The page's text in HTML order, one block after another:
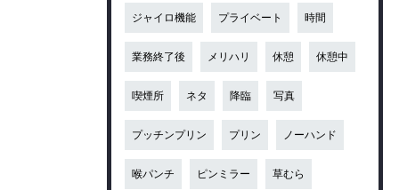
ジャイロ機能 プライベート 時間
業務終了後 メリハリ 休憩 休憩中
喫煙所 ネタ 降臨 写真
プッチンプリン プリン ノーハンド
喉パンチ ピンミラー 草むら